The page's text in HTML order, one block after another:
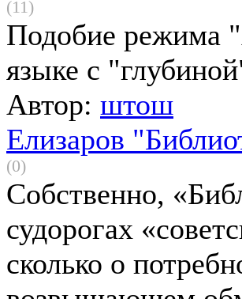
(11)
Подобие режима
языке с
Автор: штош
Елизаров
(0)
Собственно,
судорогах
сколько о